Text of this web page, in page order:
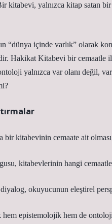
kitabevi, yalnızca kitap satan
“dünya içinde varlık” olarak
Hakikat Kitabevi bir
yalnızca var olanı değil,
kitabevinin cemaate ait
kitabevlerinin hangi
okuyucunun eleştirel
epistemolojik hem de